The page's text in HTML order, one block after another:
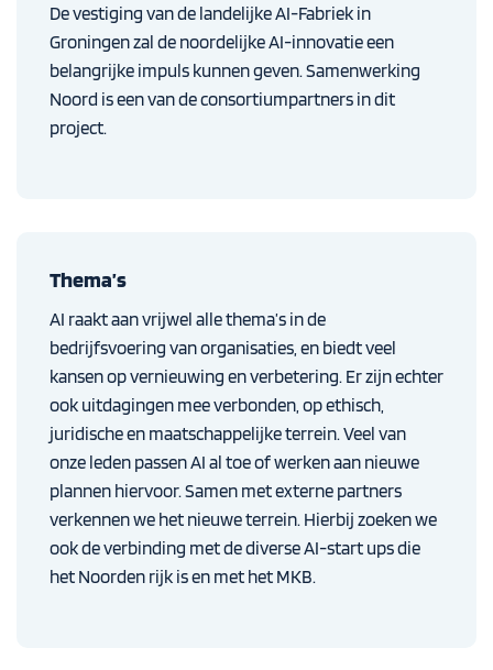
De vestiging van de landelijke AI-Fabriek in
Groningen zal de noordelijke AI-innovatie een
belangrijke impuls kunnen geven. Samenwerking
Noord is een van de consortiumpartners in dit
project.
Thema’s
AI raakt aan vrijwel alle thema’s in de
bedrijfsvoering van organisaties, en biedt veel
kansen op vernieuwing en verbetering. Er zijn echter
ook uitdagingen mee verbonden, op ethisch,
juridische en maatschappelijke terrein. Veel van
onze leden passen AI al toe of werken aan nieuwe
plannen hiervoor. Samen met externe partners
verkennen we het nieuwe terrein. Hierbij zoeken we
ook de verbinding met de diverse AI-start ups die
het Noorden rijk is en met het MKB.